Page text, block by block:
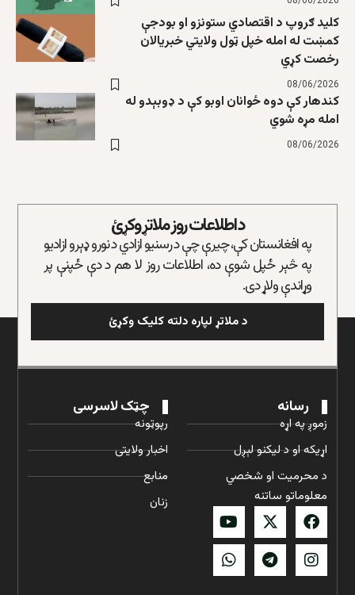
کلید ګروپ د اقتصادي ستونزو او بودجې
کمښت له امله خپل ټول ولایتي خبریالان
رخصت کړي
08/06/2026
کندهار کې دوه ځوانان اوبو کې د ډوبېدو له
امله مړه شوي
08/06/2026
د اطلاعات روز ملاتړ وکړئ
په افغانستان کې، چیرې چې د رسنیو ازادي د نورو ډېرو ازادیو
په څېر ځپل شوې ده، اطلاعات روز لا هم د دې ځپنې پر
وړاندې ولاړ دی.
د ملاتړ لپاره دلته کلیک وکړئ
رسانه
زموږ په اړه
اړیکه او د لیکنو لېږل
د محرمیت او شخصي
معلوماتو ساتنه
چټک لاسرسی
رپوټونه
اخبار ولایتی
منابع
زنان